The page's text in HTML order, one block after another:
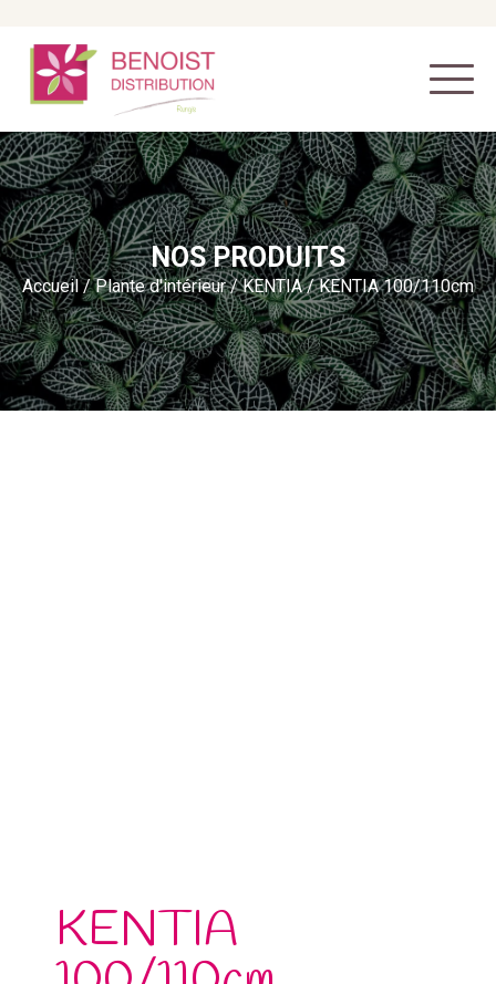
NOS PRODUITS
Accueil/Plante d'intérieur/KENTIA/ KENTIA 100/110cm
KENTIA